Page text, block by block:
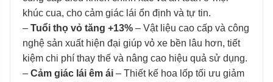
khúc cua, cho cảm giác lái ổn định và tự tin.
– Tuổi thọ vỏ tăng +13% – Vật liệu cao cấp và công
nghệ sản xuất hiện đại giúp vỏ xe bền lâu hơn, tiết
kiệm chi phí thay thế và nâng cao hiệu quả sử dụng.
– Cảm giác lái êm ái – Thiết kế hoa lốp tối ưu giảm